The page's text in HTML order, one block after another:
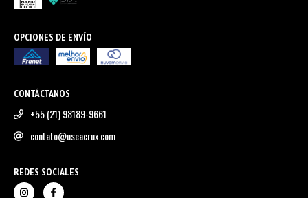
OPCIONES DE ENVÍO
CONTÁCTANOS
+55 (21) 98189-9661
contato@useacrux.com
REDES SOCIALES